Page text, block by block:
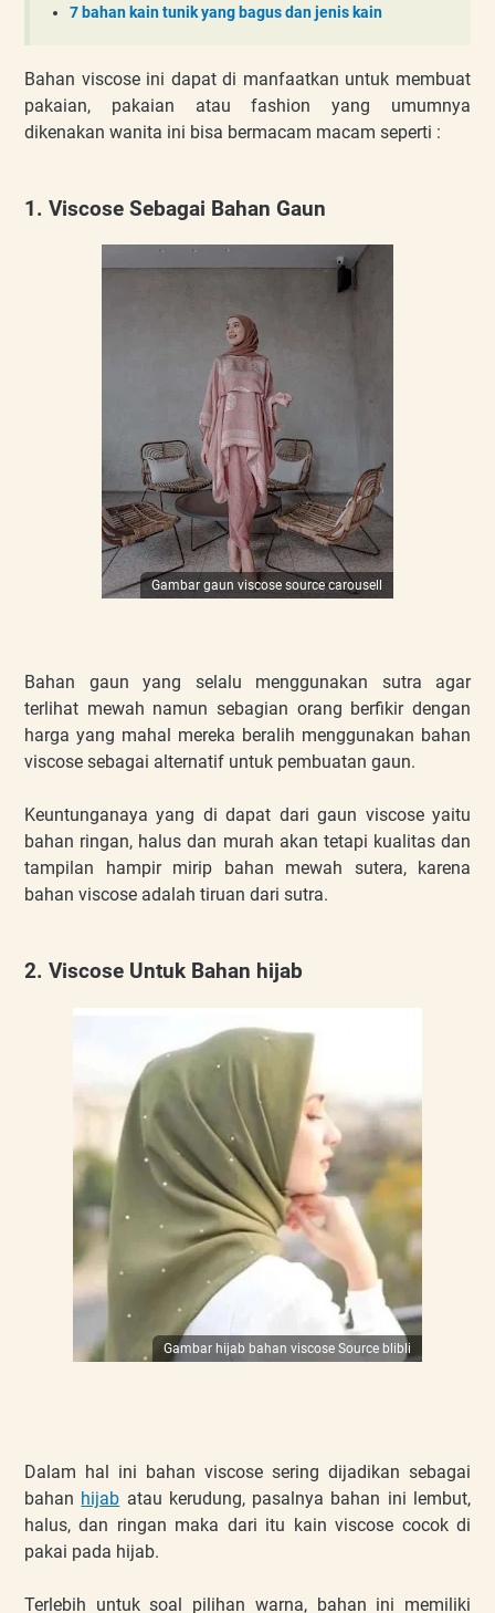
7 bahan kain tunik yang bagus dan jenis kain
Bahan viscose ini dapat di manfaatkan untuk membuat
pakaian, pakaian atau fashion yang umumnya
dikenakan wanita ini bisa bermacam macam seperti :
1. Viscose Sebagai Bahan Gaun
Gambar gaun viscose source carousell
Bahan gaun yang selalu menggunakan sutra agar
terlihat mewah namun sebagian orang berfikir dengan
harga yang mahal mereka beralih menggunakan bahan
viscose sebagai alternatif untuk pembuatan gaun.
Keuntunganaya yang di dapat dari gaun viscose yaitu
bahan ringan, halus dan murah akan tetapi kualitas dan
tampilan hampir mirip bahan mewah sutera, karena
bahan viscose adalah tiruan dari sutra.
2. Viscose Untuk Bahan hijab
Gambar hijab bahan viscose Source blibli
Dalam hal ini bahan viscose sering dijadikan sebagai
bahan hijab atau kerudung, pasalnya bahan ini lembut,
halus, dan ringan maka dari itu kain viscose cocok di
pakai pada hijab.
Terlebih untuk soal pilihan warna, bahan ini memiliki